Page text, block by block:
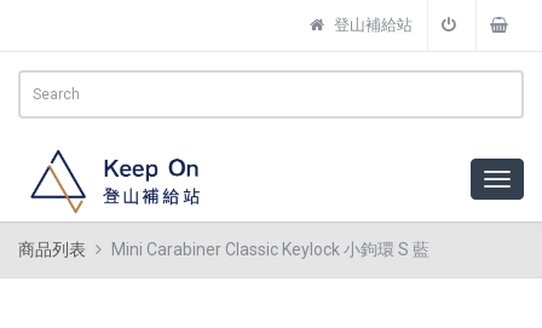
登山補給站
商品列表 Mini Carabiner Classic Keylock 小鉤環 S 藍